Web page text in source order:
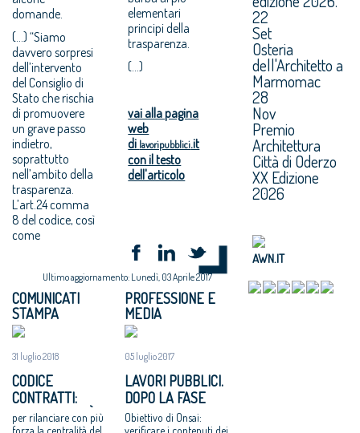
domande.
(...) “Siamo
davvero sorpresi
dell’intervento
del Consiglio di
Stato che rischia
di promuovere
un grave passo
indietro,
soprattutto
nell’ambito della
trasparenza.
L’art.24 comma
8 del codice, così
come
elementari
principi della
trasparenza.
(...)
vai alla pagina
web
di lavoripubblici.it
con il testo
dell'articolo
Ultimo aggiornamento: Lunedì, 03 Aprile 2017
COMUNICATI
STAMPA
31 luglio 2018
CODICE
CONTRATTI:
ARCHITETTI “È
per rilanciare con più
PROFESSIONE E
MEDIA
05 luglio 2017
LAVORI PUBBLICI.
DOPO LA FASE
SPERIMENTALE, I
Obiettivo di Onsai:
22
Set
Osteria
dell'Architetto a
Marmomac
28
Nov
Premio
Architettura
Città di Oderzo
XX Edizione
2026
AWN.IT